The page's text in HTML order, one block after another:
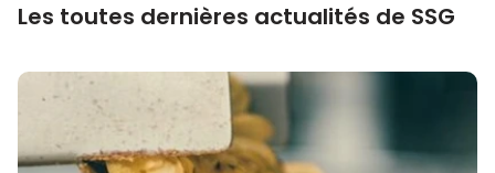
Les toutes dernières actualités de SSG